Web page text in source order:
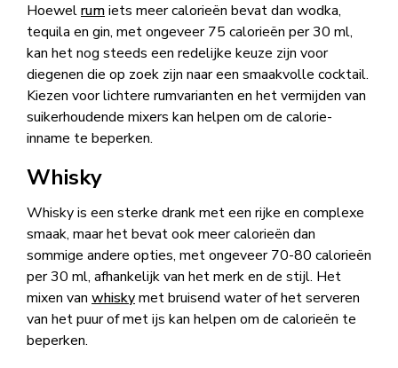
Hoewelrumiets meer calorieën bevat dan wodka,
tequila en gin, met ongeveer 75 calorieën per 30 ml,
kan het nog steeds een redelijke keuze zijn voor
diegenen die op zoek zijn naar een smaakvolle cocktail.
Kiezen voor lichtere rumvarianten en het vermijden van
suikerhoudende mixers kan helpen om de calorie-
inname te beperken.
Whisky
Whisky is een sterke drank met een rijke en complexe
smaak, maar het bevat ook meer calorieën dan
sommige andere opties, met ongeveer 70-80 calorieën
per 30 ml, afhankelijk van het merk en de stijl. Het
mixen van whiskymet bruisend water of het serveren
van het puur of met ijs kan helpen om de calorieën te
beperken.